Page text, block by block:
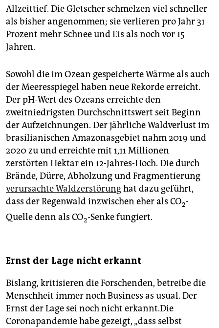
Allzeittief. Die Gletscher schmelzen viel schneller
als bisher angenommen; sie verlieren pro Jahr 31
Prozent mehr Schnee und Eis als noch vor 15
Jahren.
Sowohl die im Ozean gespeicherte Wärme als auch
der Meeresspiegel haben neue Rekorde erreicht.
Der pH-Wert des Ozeans erreichte den
zweitniedrigsten Durchschnittswert seit Beginn
der Aufzeichnungen. Der jährliche Waldverlust im
brasilianischen Amazonasgebiet nahm 2019 und
2020 zu und erreichte mit 1,11 Millionen
zerstörten Hektar ein 12-Jahres-Hoch. Die durch
Brände, Dürre, Abholzung und Fragmentierung
verursachte Waldzerstörunghat dazu geführt,
dass der Regenwald inzwischen eher als CO2-
Quelle denn als CO2-Senke fungiert.
Ernst der Lage nicht erkannt
Bislang, kritisieren die Forschenden, betreibe die
Menschheit immer noch Business as usual. Der
Ernst der Lage sei noch nicht erkannt.Die
Coronapandemie habe gezeigt, „dass selbst